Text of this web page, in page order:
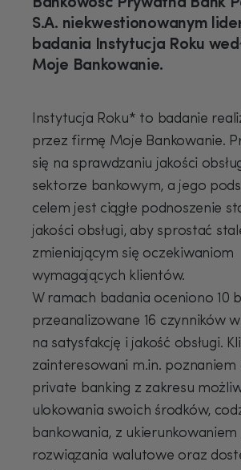
Bankowość Prywatna Bank
S.A. niekwestionowanym
badania Instytucja Roku
Moje Bankowanie.
Instytucja Roku* to badanie
przez firmę Moje Bankowanie.
się na sprawdzaniu jakości
sektorze bankowym, a jego
celem jest ciągłe podnoszenie
jakości obsługi, aby sprostać
zmieniającym się oczekiwaniom
wymagających klientów.
W ramach badania oceniono 10
przeanalizowane 16 czynników
na satysfakcję i jakość obsługi.
zainteresowani m.in.
private banking z zakresu
ulokowania swoich środków,
bankowania, z ukierunkowaniem
rozwiązania walutowe oraz